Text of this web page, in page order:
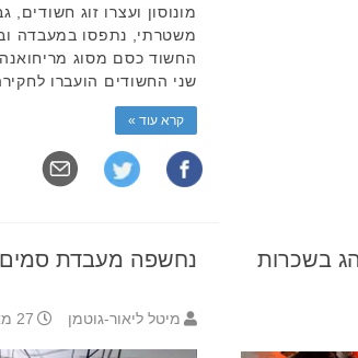
משטרתי, נתפסו במעבדה
שני החשודים הועברו
קרא עוד »
נחשפה מעבדת
מיטל ליאור-גוטמן 27 מאי 2021 8:34
בשכרות